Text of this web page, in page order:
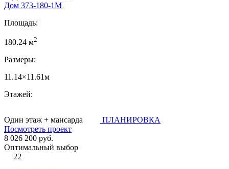
Дом 373-180-1М
Площадь:
180.24 м2
Размеры:
11.14×11.61м
Этажей:
Один этаж + мансарда
ПЛАНИРОВКА
Посмотреть проект
8 026 200 руб.
Оптимальный выбор
22